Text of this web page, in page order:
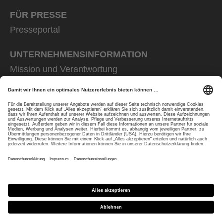
FÜR PRESSE
Presseportal
UNTERNEHMENS­INFORMATION
Mission und Verantwortung
Rainer Winter Stiftung
Karriere
Datenschutz